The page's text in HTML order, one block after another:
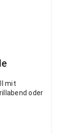
mit
oder